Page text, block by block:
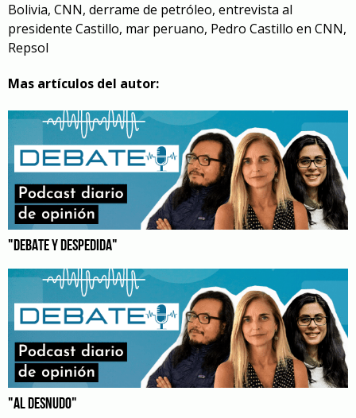
Bolivia, CNN, derrame de petróleo, entrevista al
presidente Castillo, mar peruano, Pedro Castillo en CNN,
Repsol
Mas artículos del autor:
"DEBATE Y DESPEDIDA"
"AL DESNUDO"